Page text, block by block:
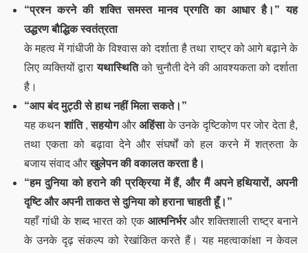
“प्रश्न करने की शक्ति समस्त मानव प्रगति का आधार है।” यह
उद्धरणबौद्धिक स्वतंत्रता
के महत्व में गांधीजी के विश्वास को दर्शाता है तथा राष्ट्र को आगे बढ़ाने के
लिए व्यक्तियों द्वारायथास्थितिको चुनौती देने की आवश्यकता को दर्शाता
है।
“आप बंद मुट्ठी से हाथ नहीं मिला सकते।”
यह कथनशांति,सहयोगऔर अहिंसाके उनके दृष्टिकोण पर जोर देता है,
तथा एकता को बढ़ावा देने और संघर्षों को हल करने में शत्रुता के
बजाय संवाद औरखुलेपन की वकालत करता है।
“हम दुनिया को हराने की प्रक्रिया में हैं, और मैं अपने हथियारों, अपनी
दृष्टि और अपनी ताकत से दुनिया को हराना चाहती हूँ।”
यहाँ गांधी के शब्द भारत को एक आत्मनिर्भरऔर शक्तिशाली राष्ट्र बनाने
के उनके दृढ़ संकल्प को रेखांकित करते हैं। यह महत्वाकांक्षा न केवल